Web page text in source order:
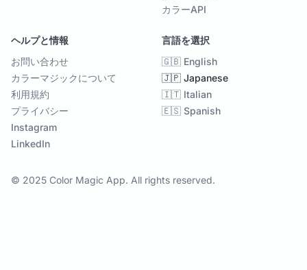
カラーAPI
ヘルプと情報
お問い合わせ
カラーマジックについて
利用規約
プライバシー
Instagram
LinkedIn
言語を選択
🇬🇧 English
🇯🇵 Japanese
🇮🇹 Italian
🇪🇸 Spanish
© 2025 Color Magic App. All rights reserved.